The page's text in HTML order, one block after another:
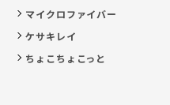
マイクロファイバー
ケサキレイ
ちょこちょこっと